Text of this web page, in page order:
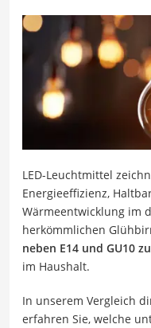
LED-Leuchtmittel
Energieeffizienz,
Wärmeentwicklung im
herkömmlichen
neben E14 und GU10
im Haushalt.
In unserem Vergleich
erfahren Sie, welche